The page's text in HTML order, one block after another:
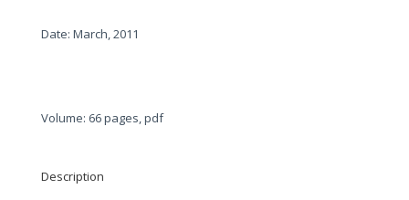
Date: March, 2011
Volume: 66 pages, pdf
Description